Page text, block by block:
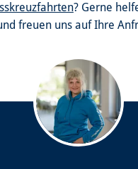
? Gerne
freuen uns auf Ihre